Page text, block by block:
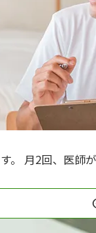
。 月2回、医